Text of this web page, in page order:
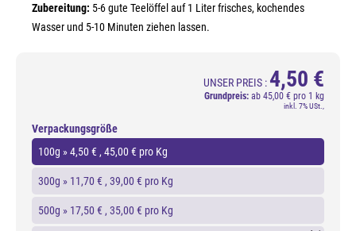
Zubereitung: 5-6 gute Teelöffel auf 1 Liter frisches, kochendes
Wasser und 5-10 Minuten ziehen lassen.
UNSER PREIS : 4,50 €
Grundpreis: ab 45,00 € pro 1 kg
inkl. 7% USt.,
Verpackungsgröße
100g »4,50 € , 45,00 € pro Kg
300g » 11,70 € , 39,00 € pro Kg
500g » 17,50 € , 35,00 € pro Kg